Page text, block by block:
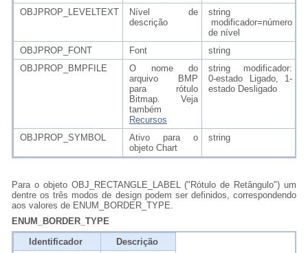
OBJPROP_LEVELTEXT
Nível de
descrição
string
modificador=número
de nível
OBJPROP_FONT
Font
string
OBJPROP_BMPFILE
O nome do
arquivo BMP
para rótulo
Bitmap. Veja
também
Recursos
string modificador:
0-estado Ligado, 1-
estado Desligado
OBJPROP_SYMBOL
Ativo para o
objeto Chart
string
Para o objeto OBJ_RECTANGLE_LABEL ("Rótulo de Retângulo") um
dentre os três modos de design podem ser definidos, correspondendo
aos valores de ENUM_BORDER_TYPE.
ENUM_BORDER_TYPE
Identificador
Descrição